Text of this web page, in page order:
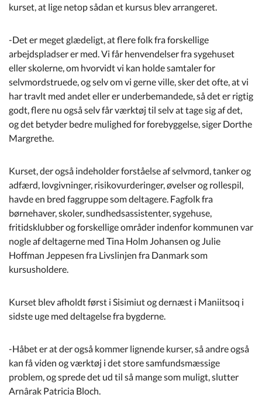
kurset, at lige netop sådan et kursus blev arrangeret.
-Det er meget glædeligt, at flere folk fra forskellige
arbejdspladser er med. Vi får henvendelser fra sygehuset
eller skolerne, om hvorvidt vi kan holde samtaler for
selvmordstruede, og selv om vi gerne ville, sker det ofte, at vi
har travlt med andet eller er underbemandede, så det er rigtig
godt, flere nu også selv får værktøj til selv at tage sig af det,
og det betyder bedre mulighed for forebyggelse, siger Dorthe
Margrethe.
Kurset, der også indeholder forståelse af selvmord, tanker og
adfærd, lovgivninger, risikovurderinger, øvelser og rollespil,
havde en bred faggruppe som deltagere. Fagfolk fra
børnehaver, skoler, sundhedsassistenter, sygehuse,
fritidsklubber og forskellige områder indenfor kommunen var
nogle af deltagerne med Tina Holm Johansen og Julie
Hoffman Jeppesen fra Livslinjen fra Danmark som
kursusholdere.
Kurset blev afholdt først i Sisimiut og dernæst i Maniitsoq i
sidste uge med deltagelse fra bygderne.
-Håbet er at der også kommer lignende kurser, så andre også
kan få viden og værktøj i det store samfundsmæssige
problem, og sprede det ud til så mange som muligt, slutter
Arnârak Patricia Bloch.